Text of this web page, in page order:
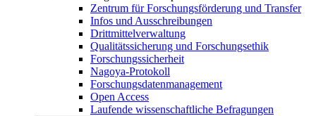
Zentrum für Forschungsförderung und Transfer
Infos und Ausschreibungen
Drittmittelverwaltung
Qualitätssicherung und Forschungsethik
Forschungssicherheit
Nagoya-Protokoll
Forschungsdatenmanagement
Open Access
Laufende wissenschaftliche Befragungen